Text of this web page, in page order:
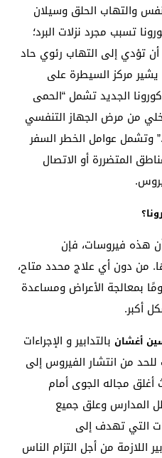
والتهاب الحلق وسيلان
تسبب مجرد نزلات البرد؛
تؤدي إلى التهاب رئوي حاد
مركز السيطرة على
الجديد تشمل “الحمى
من مرض الجهاز التنفسي
وتشمل عوامل الخطر السفر
المتضررة أو الاتصال
أن هذه فيروسات، فإن
من دون أي علاج محدد متاح،
بمعالجة الأعراض ومساعدة
أكبر.
أغشان بالتدابير و الإجراءات
للحد من انتشار الفيروس إلى
مجاله الجوى أمام
المدارس وعلق جميع
التي تهدف إلى
اللازمة من أجل التزام الناس